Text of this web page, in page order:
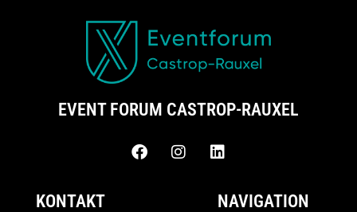
EVENT FORUM CASTROP-RAUXEL
KONTAKT NAVIGATION